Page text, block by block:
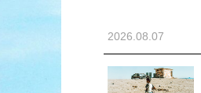
2026.08.07